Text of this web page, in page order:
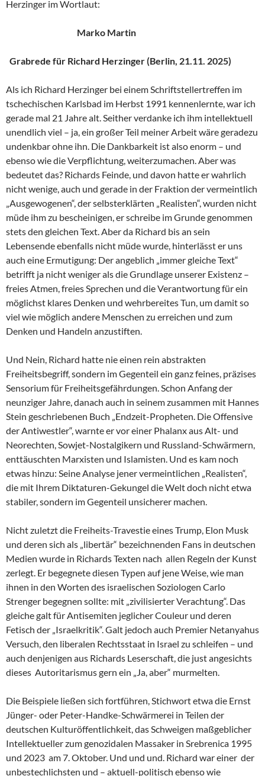
Herzinger im Wortlaut:
Marko Martin
Grabrede für Richard Herzinger (Berlin, 21.11. 2025)
Als ich Richard Herzinger bei einem Schriftstellertreffen im
tschechischen Karlsbad im Herbst 1991 kennenlernte, war ich
gerade mal 21 Jahre alt. Seither verdanke ich ihm intellektuell
unendlich viel – ja, ein großer Teil meiner Arbeit wäre geradezu
undenkbar ohne ihn. Die Dankbarkeit ist also enorm – und
ebenso wie die Verpflichtung, weiterzumachen. Aber was
bedeutet das? Richards Feinde, und davon hatte er wahrlich
nicht wenige, auch und gerade in der Fraktion der vermeintlich
„Ausgewogenen“, der selbsterklärten „Realisten“, wurden nicht
müde ihm zu bescheinigen, er schreibe im Grunde genommen
stets den gleichen Text. Aber da Richard bis an sein
Lebensende ebenfalls nicht müde wurde, hinterlässt er uns
auch eine Ermutigung: Der angeblich „immer gleiche Text“
betrifft ja nicht weniger als die Grundlage unserer Existenz –
freies Atmen, freies Sprechen und die Verantwortung für ein
möglichst klares Denken und wehrbereites Tun, um damit so
viel wie möglich andere Menschen zu erreichen und zum
Denken und Handeln anzustiften.
Und Nein, Richard hatte nie einen rein abstrakten
Freiheitsbegriff, sondern im Gegenteil ein ganz feines, präzises
Sensorium für Freiheitsgefährdungen. Schon Anfang der
neunziger Jahre, danach auch in seinem zusammen mit Hannes
Stein geschriebenen Buch „Endzeit-Propheten. Die Offensive
der Antiwestler“, warnte er vor einer Phalanx aus Alt- und
Neorechten, Sowjet-Nostalgikern und Russland-Schwärmern,
enttäuschten Marxisten und Islamisten. Und es kam noch
etwas hinzu: Seine Analyse jener vermeintlichen „Realisten“,
die mit Ihrem Diktaturen-Gekungel die Welt doch nicht etwa
stabiler, sondern im Gegenteil unsicherer machen.
Nicht zuletzt die Freiheits-Travestie eines Trump, Elon Musk
und deren sich als „libertär“ bezeichnenden Fans in deutschen
Medien wurde in Richards Texten nach allen Regeln der Kunst
zerlegt. Er begegnete diesen Typen auf jene Weise, wie man
ihnen in den Worten des israelischen Soziologen Carlo
Strenger begegnen sollte: mit „zivilisierter Verachtung“. Das
gleiche galt für Antisemiten jeglicher Couleur und deren
Fetisch der „Israelkritik“. Galt jedoch auch Premier Netanyahus
Versuch, den liberalen Rechtsstaat in Israel zu schleifen – und
auch denjenigen aus Richards Leserschaft, die just angesichts
dieses Autoritarismus gern ein „Ja, aber“ murmelten.
Die Beispiele ließen sich fortführen, Stichwort etwa die Ernst
Jünger- oder Peter-Handke-Schwärmerei in Teilen der
deutschen Kulturöffentlichkeit, das Schweigen maßgeblicher
Intellektueller zum genozidalen Massaker in Srebrenica 1995
und 2023 am 7. Oktober. Und und und. Richard war einer der
unbestechlichsten und – aktuell-politisch ebenso wie